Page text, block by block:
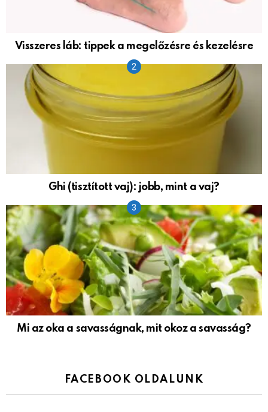
Visszeres láb: tippek a megelőzésre és kezelésre
Ghi (tisztított vaj): jobb, mint a vaj?
Mi az oka a savasságnak, mit okoz a savasság?
FACEBOOK OLDALUNK